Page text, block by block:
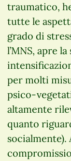
traumatico,
tutte le
grado di
l’MNS, apre
per molti
psico-
altamente
quanto
socialmente).